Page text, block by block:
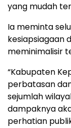
yang mudah
Ia meminta
kesiapsiagaan
meminimalisir
“Kabupaten
perbatasan
sejumlah
dampaknya
perhatian